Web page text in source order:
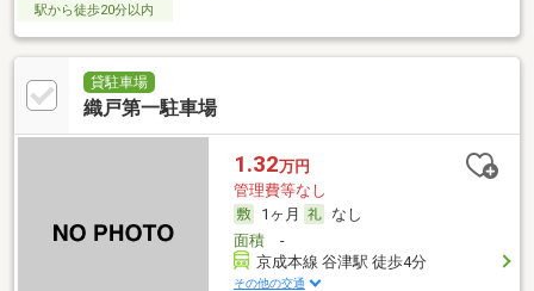
駅から徒歩20分以内
貸駐車場
織戸第一駐車場
1.32万円
管理費等なし
1ヶ月
なし
面積-
京成本線 谷津駅 徒歩4分
その他の交通